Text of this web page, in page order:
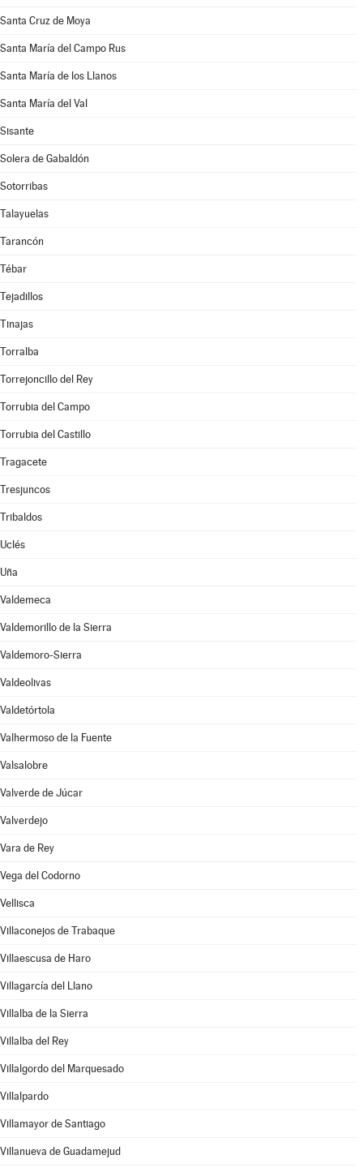
Santa Cruz de Moya
Santa María del Campo Rus
Santa María de los Llanos
Santa María del Val
Sisante
Solera de Gabaldón
Sotorribas
Talayuelas
Tarancón
Tébar
Tejadillos
Tinajas
Torralba
Torrejoncillo del Rey
Torrubia del Campo
Torrubia del Castillo
Tragacete
Tresjuncos
Tribaldos
Uclés
Uña
Valdemeca
Valdemorillo de la Sierra
Valdemoro-Sierra
Valdeolivas
Valdetórtola
Valhermoso de la Fuente
Valsalobre
Valverde de Júcar
Valverdejo
Vara de Rey
Vega del Codorno
Vellisca
Villaconejos de Trabaque
Villaescusa de Haro
Villagarcía del Llano
Villalba de la Sierra
Villalba del Rey
Villalgordo del Marquesado
Villalpardo
Villamayor de Santiago
Villanueva de Guadamejud